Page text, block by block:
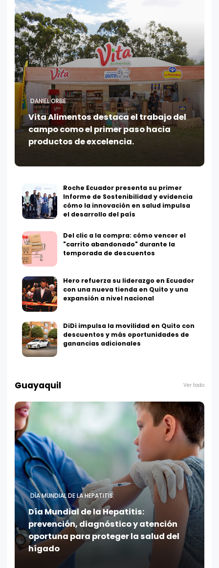
DANIEL ORBE
Vita Alimentos destaca el trabajo del
campo como el primer paso hacia
productos de excelencia.
Roche Ecuador presenta su primer
Informe de Sostenibilidad y evidencia
cómo la innovación en salud impulsa
el desarrollo del país
Del clic a la compra: cómo vencer el
"carrito abandonado" durante la
temporada de descuentos
Hero refuerza su liderazgo en Ecuador
con una nueva tienda en Quito y una
expansión a nivel nacional
DiDi impulsa la movilidad en Quito con
descuentos y más oportunidades de
ganancias adicionales
Guayaquil Ver todo
DÍA MUNDIAL DE LA HEPATITIS:
Día Mundial de la Hepatitis:
prevención, diagnóstico y atención
oportuna para proteger la salud del
hígado